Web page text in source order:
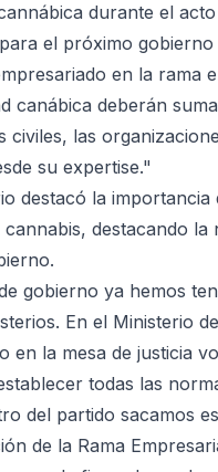
durante el
el próximo
en la rama
canábica deberán
civiles, las
su expertise."
destacó la
cannabis, destacando
gobierno ya hemos
En el Ministerio
en la mesa de justicia
todas las
del partido sacamos
de la Rama